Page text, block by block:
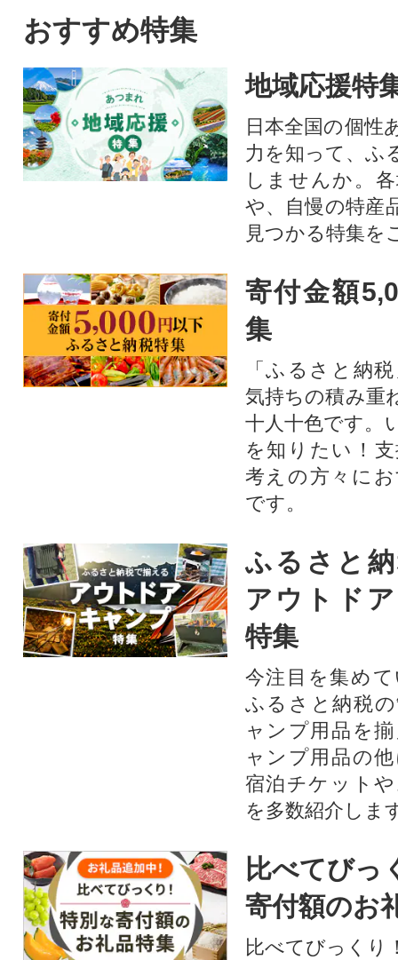
マト)、なす、さつま芋(さつま
いも)、大根、じゃがいも、人
参(ニンジン)、キャベツ、白菜
などを野菜詰め合わせ!野菜ジ
ュース・野菜スープなど野菜
中心の生活に、アウトドア、
キャンプなどのBBQ(バーベキ
ュー)にもご活用いただけま
おすすめ特集
地域応援特
日本全国の個性
力を知って、ふ
しませんか。
や、自慢の特産
見つかる特集を
寄付金額
集
「ふるさと納
気持ちの積み重
十人十色です。
を知りたい！
考えの方々に
です。
ふるさと
アウトド
特集
今注目を集め
ふるさと納税
ャンプ用品を
ャンプ用品の
宿泊チケット
を多数紹介しま
比べてびっ
寄付額のお
比べてびっくり